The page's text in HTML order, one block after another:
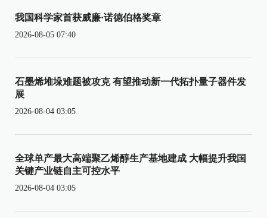
我国科学家首获威廉·诺德伯格奖章
2026-08-05 07:40
石墨烯堆垛难题被攻克 有望推动新一代拓扑量子器件发
展
2026-08-04 03:05
全球单产最大高端聚乙烯醇生产基地建成 大幅提升我国
关键产业链自主可控水平
2026-08-04 03:05